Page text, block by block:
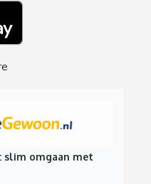
slim omgaan met